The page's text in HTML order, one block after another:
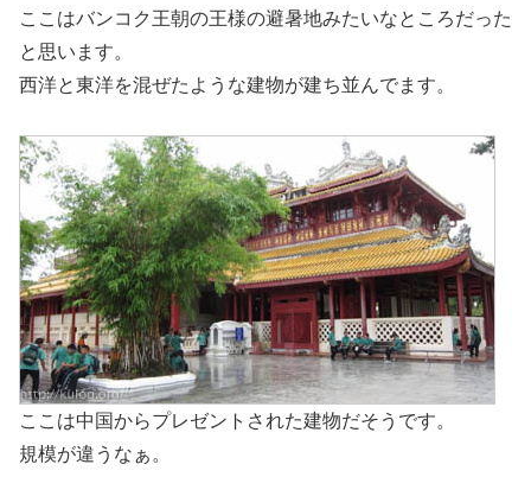
ここはバンコク王朝の王様の避暑地みたいなところだった
と思います。
西洋と東洋を混ぜたような建物が建ち並んでます。
ここは中国からプレゼントされた建物だそうです。
規模が違うなぁ。